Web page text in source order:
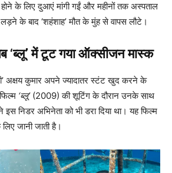
के लिए दुआएं मांगी गईं और महीनों तक अस्पताल
के बाद ‘शहंशाह’ मौत के मुंह से वापस लौटे।
‘ब्लू’ में टूट गया ऑक्सीजन मास्क
अक्षय कुमार अपने ज्यादातर स्टंट खुद करने के
‘ब्लू’(2009) की शूटिंग के दौरान उनके साथ
निडर अभिनेता को भी डरा दिया था। यह फिल्म
जानी जाती है।